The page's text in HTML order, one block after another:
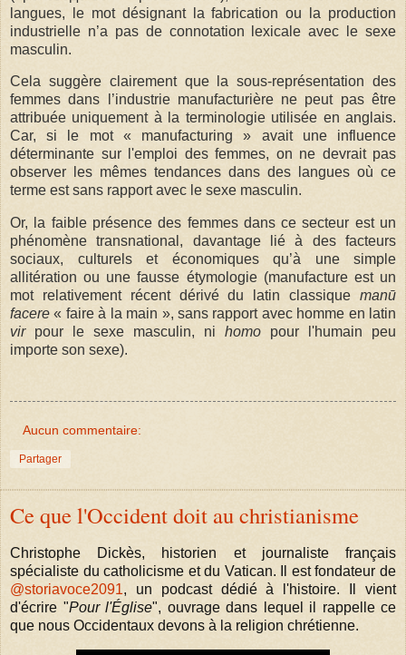
langues, le mot désignant la fabrication ou la production
industrielle n’a pas de connotation lexicale avec le sexe
masculin.
Cela suggère clairement que la sous-représentation des
femmes dans l’industrie manufacturière ne peut pas être
attribuée uniquement à la terminologie utilisée en anglais.
Car, si le mot « manufacturing » avait une influence
déterminante sur l'emploi des femmes, on ne devrait pas
observer les mêmes tendances dans des langues où ce
terme est sans rapport avec le sexe masculin.
Or, la faible présence des femmes dans ce secteur est un
phénomène transnational, davantage lié à des facteurs
sociaux, culturels et économiques qu’à une simple
allitération ou une fausse étymologie (manufacture est un
mot relativement récent dérivé du latin classique manū
facere « faire à la main », sans rapport avec homme en latin
vir pour le sexe masculin, ni homo pour l'humain peu
importe son sexe).
Aucun commentaire:
Partager
Ce que l'Occident doit au christianisme
Christophe Dickès, historien et journaliste français
spécialiste du catholicisme et du Vatican. Il est fondateur de
‪@storiavoce2091‬, un podcast dédié à l'histoire. Il vient
d'écrire "Pour l'Église", ouvrage dans lequel il rappelle ce
que nous Occidentaux devons à la religion chrétienne.